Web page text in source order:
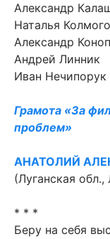
Александр
Наталья
Александр
Андрей Линник
Иван Нечипорук
Грамота «За
проблем»
АНАТОЛИЙ
(Луганская обл.,
* * *
Беру на себя